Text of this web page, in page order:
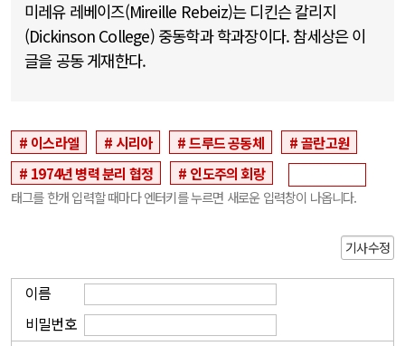
미레유 레베이즈(Mireille Rebeiz)는 디킨슨 칼리지
(Dickinson College) 중동학과 학과장이다. 참세상은 이
글을 공동 게재한다.
이스라엘 시리아 드루드 공동체
골란고원
1974년 병력 분리 협정
인도주의 회랑
태그를 한개 입력할 때마다 엔터키를 누르면 새로운 입력창이 나옵니다.
기사수정
이름
비밀번호